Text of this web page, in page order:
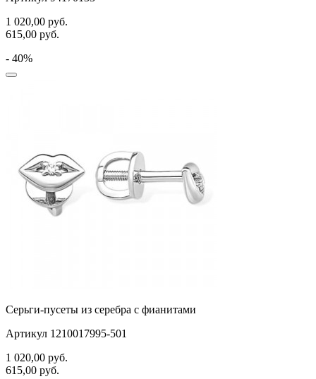
1 020,00 руб.
615,00 руб.
- 40%
Серьги-пусеты из серебра с фианитами
Артикул 1210017995-501
1 020,00 руб.
615,00 руб.